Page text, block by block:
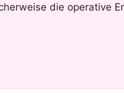
die operative